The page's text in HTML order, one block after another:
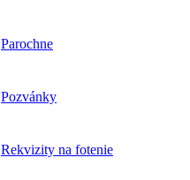
Parochne
Pozvánky
Rekvizity na fotenie